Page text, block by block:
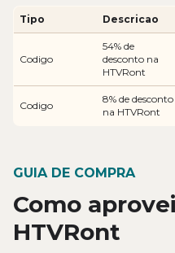
Tipo Descricao
Codigo
54% de
desconto na
HTVRont
Codigo
8% de desconto
na HTVRont
GUIA DE COMPRA
Como
HTVRont